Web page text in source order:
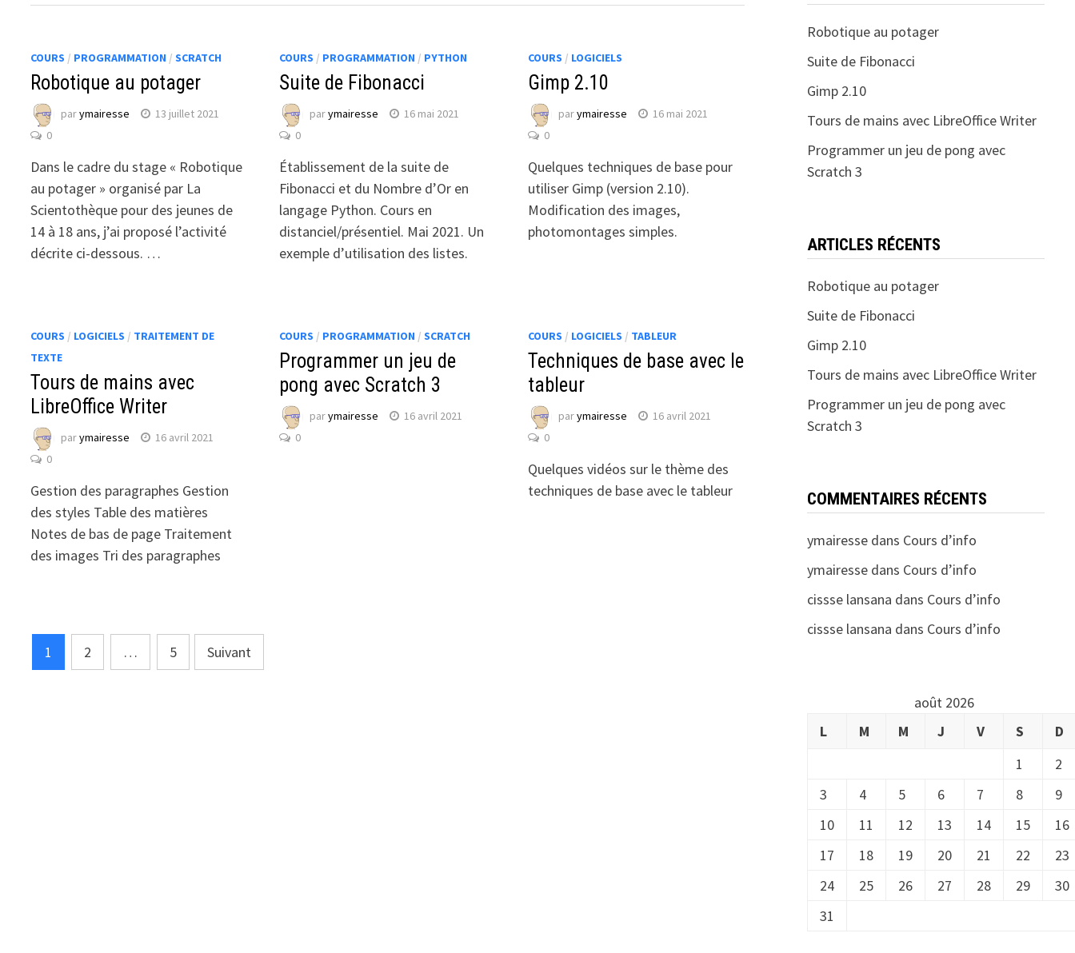
COURS / PROGRAMMATION /SCRATCH
Robotique au potager
parymairesse
13 juillet 2021
0
Dans le cadre du stage « Robotique
au potager » organisé par La
Scientothèque pour des jeunes de
14 à 18 ans, j’ai proposé l’activité
décrite ci-dessous. …
COURS / PROGRAMMATION / PYTHON
Suite de Fibonacci
parymairesse
16 mai 2021
0
Établissement de la suite de
Fibonacci et du Nombre d’Or en
langage Python. Cours en
distanciel/présentiel. Mai 2021. Un
exemple d’utilisation des listes.
COURS / LOGICIELS
Gimp 2.10
parymairesse
16 mai 2021
0
Quelques techniques de base pour
utiliser Gimp (version 2.10).
Modification des images,
photomontages simples.
COURS / LOGICIELS / TRAITEMENT DE
TEXTE
Tours de mains avec
LibreOffice Writer
parymairesse
16 avril 2021
0
Gestion des paragraphes Gestion
des styles Table des matières
Notes de bas de page Traitement
des images Tri des paragraphes
COURS / PROGRAMMATION /SCRATCH
Programmer un jeu de
pong avec Scratch 3
parymairesse
16 avril 2021
0
COURS / LOGICIELS / TABLEUR
Techniques de base avec le
tableur
parymairesse
16 avril 2021
0
Quelques vidéos sur le thème des
techniques de base avec le tableur
Pagination
des
1 2 … 5 Suivant
Robotique au potager
Suite de Fibonacci
Gimp 2.10
Tours de mains avec LibreOffice Writer
Programmer un jeu de pong avec
Scratch 3
ARTICLES RÉCENTS
Robotique au potager
Suite de Fibonacci
Gimp 2.10
Tours de mains avec LibreOffice Writer
Programmer un jeu de pong avec
Scratch 3
COMMENTAIRES RÉCENTS
ymairessedans Cours d’info
ymairessedans Cours d’info
cissse lansana dans Cours d’info
cissse lansana dans Cours d’info
août 2026
L
M M J V S
D
1
2
3
4 5 6 7 8
9
10
11 12 13 14 15
16
17
18 19 20 21 22
23
24
25 26 27 28 29
30
31